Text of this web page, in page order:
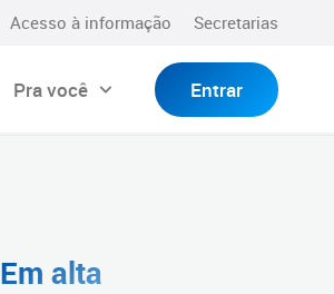
Acesso à informação Secretarias
Pra você Entrar
Em alta